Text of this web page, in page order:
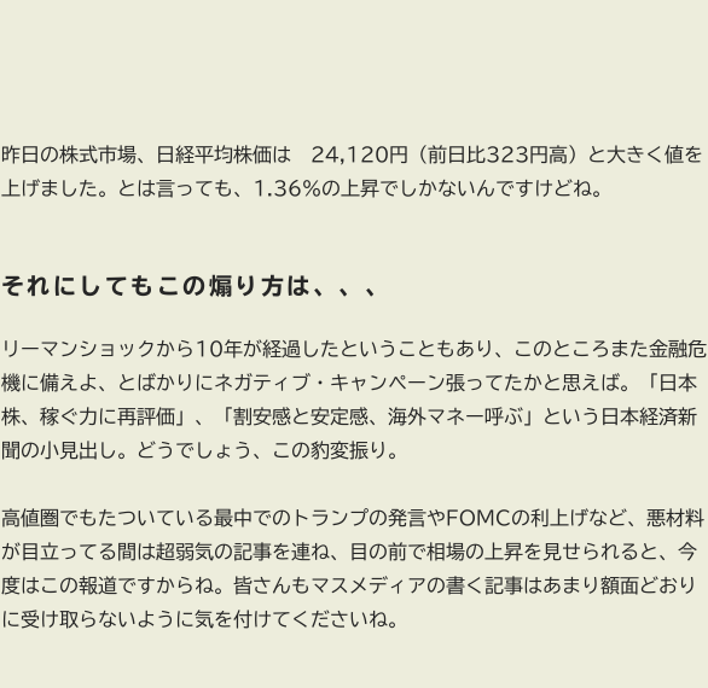
昨日の株式市場、日経平均株価は 24,120円（前日比323円高）と大きく値を
上げました。とは言っても、1.36％の上昇でしかないんですけどね。
それにしてもこの煽り方は、、、
リーマンショックから10年が経過したということもあり、このところまた金融危
機に備えよ、とばかりにネガティブ・キャンペーン張ってたかと思えば。「
日本
株、稼ぐ力に再評価」、「割安感と安定感、海外マネー呼ぶ」という日本経済新
聞の小見出し。どうでしょう、この豹変振り。
高値圏でもたついている最中でのトランプの発言やFOMCの利上げなど、悪材料
が目立ってる間は超弱気の記事を連ね、目の前で相場の上昇を見せられると、今
度はこの報道ですからね。皆さんもマスメディアの書く記事はあまり額面どおり
に受け取らないように気を付けてくださいね。